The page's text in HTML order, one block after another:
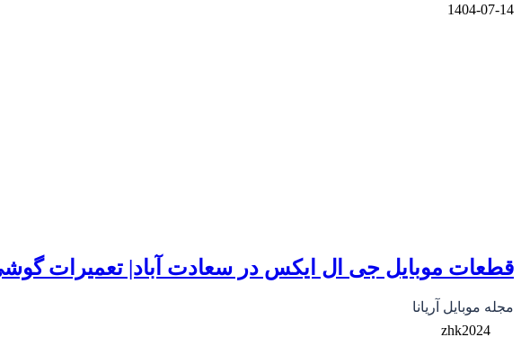
1404-07-14
قطعات موبایل جی ال ایکس در سعادت آباد| تعمیرات
مجله موبایل آریانا